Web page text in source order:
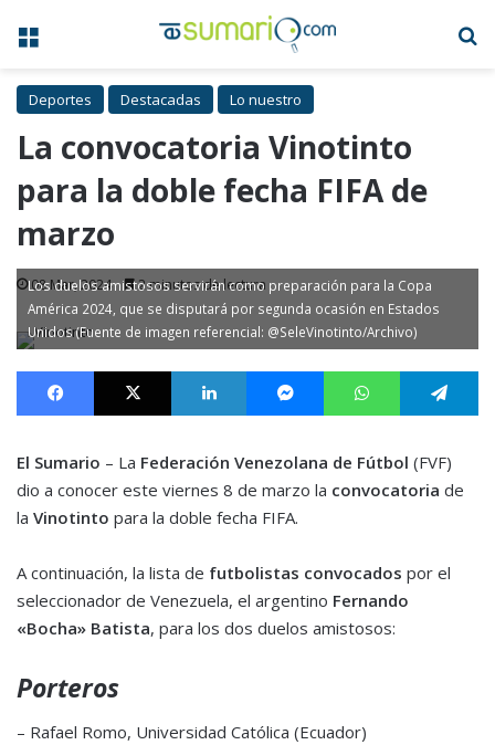
Menú
Deportes Destacadas Lo nuestro
La convocatoria Vinotinto
para la doble fecha FIFA de
marzo
08 Mar, 2024 2 minutos de lectura
Los duelos amistosos servirán como preparación para la Copa
América 2024, que se disputará por segunda ocasión en Estados
Unidos (Fuente de imagen referencial: @SeleVinotinto/Archivo)
Facebook X LinkedIn MessengerWhatsApp
El Sumario – La Federación Venezolana de Fútbol (FVF)
dio a conocer este viernes 8 de marzo la convocatoria de
la Vinotinto para la doble fecha FIFA.
A continuación, la lista de futbolistas convocados por el
seleccionador de Venezuela, el argentino Fernando
«Bocha» Batista, para los dos duelos amistosos:
Porteros
– Rafael Romo, Universidad Católica (Ecuador)